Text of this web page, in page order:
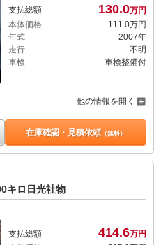
支払総額 130.0万円
本体価格
111. 0万円
年式
2007年
走行
不明
車検
車検整備付
他の情報を開く
在庫確認・見積依頼（無料）
キロ日光社物
支払総額 414.6万円